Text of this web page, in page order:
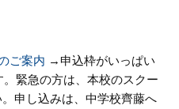
ご案内 →申込枠がいっぱい
緊急の方は、本校のスクー
申し込みは、中学校齊藤へ